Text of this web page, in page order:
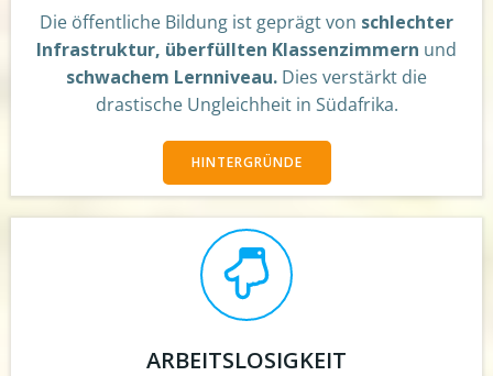
Die öffentliche Bildung ist geprägt von schlechter
Infrastruktur, überfüllten Klassenzimmern und
schwachem Lernniveau. Dies verstärkt die
drastische Ungleichheit in Südafrika.
HINTERGRÜNDE
ARBEITSLOSIGKEIT